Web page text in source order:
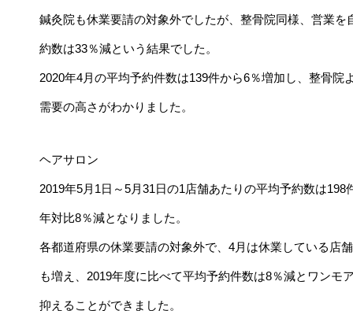
鍼灸院も休業要請の対象外でしたが、整骨院同様、営業
約数は33％減という結果でした。
2020年4月の平均予約件数は139件から6％増加し、整骨
需要の高さがわかりました。
ヘアサロン
2019年5月1日～5月31日の1店舗あたりの平均予約数は
年対比8％減となりました。
各都道府県の休業要請の対象外で、4月は休業している店
も増え、2019年度に比べて平均予約件数は8％減とワンモ
抑えることができました。